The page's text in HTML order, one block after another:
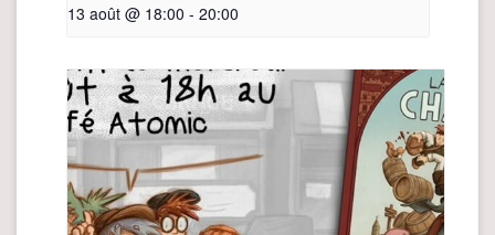
13 août @ 18:00 - 20:00